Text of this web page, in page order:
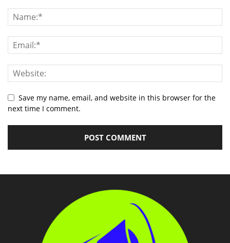
Save my name, email, and website in this browser for the
next time I comment.